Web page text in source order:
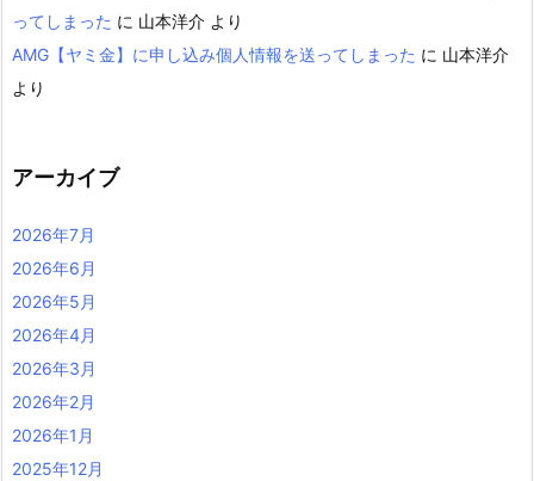
ってしまった に 山本洋介 より
AMG【ヤミ金】に申し込み個人情報を送ってしまった に 山本洋介
より
アーカイブ
2026年7月
2026年6月
2026年5月
2026年4月
2026年3月
2026年2月
2026年1月
2025年12月